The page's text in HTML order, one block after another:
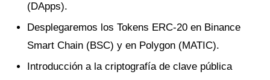
(DApps).
Desplegaremos los Tokens ERC-20 en Binance
Smart Chain (BSC) y en Polygon (MATIC).
Introducción a la criptografía de clave pública